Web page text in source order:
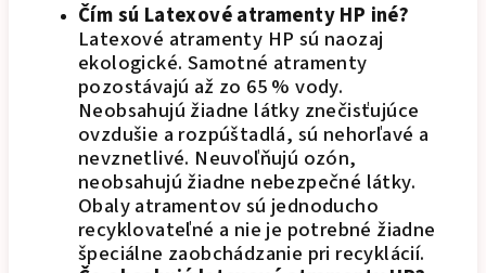
Čím sú Latexové atramenty HP iné?
Latexové atramenty HP sú naozaj
ekologické. Samotné atramenty
pozostávajú až zo 65 % vody.
Neobsahujú žiadne látky znečisťujúce
ovzdušie a rozpúštadlá, sú nehorľavé a
nevznetlivé. Neuvoľňujú ozón,
neobsahujú žiadne nebezpečné látky.
Obaly atramentov sú jednoducho
recyklovateľné a nie je potrebné žiadne
špeciálne zaobchádzanie pri recyklácií.